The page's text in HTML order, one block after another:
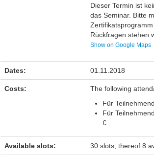
Dieser Termin ist
das Seminar. Bitte
Rückfragen stehen
Show on Google Maps
Dates: 01.11.2018
Costs:
The following
Für
Für
€
Available slots: 30 slots, thereof 8